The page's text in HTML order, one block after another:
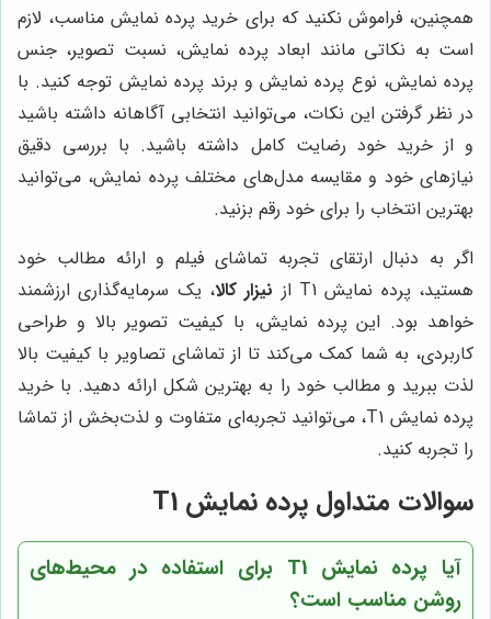
همچنین، فراموش نکنید که برای خرید پرده نمایش مناسب، لازم
است به نکاتی مانند ابعاد پرده نمایش، نسبت تصویر، جنس
پرده نمایش، نوع پرده نمایش و برند پرده نمایش توجه کنید. با
در نظر گرفتن این نکات، می‌توانید انتخابی آگاهانه داشته باشید
و از خرید خود رضایت کامل داشته باشید. با بررسی دقیق
نیازهای خود و مقایسه مدل‌های مختلف پرده نمایش، می‌توانید
بهترین انتخاب را برای خود رقم بزنید.
اگر به دنبال ارتقای تجربه تماشای فیلم و ارائه مطالب خود
هستید، پرده نمایش T1 از
نیزار کالا، یک سرمایه‌گذاری ارزشمند
خواهد بود. این پرده نمایش، با کیفیت تصویر بالا و طراحی
کاربردی، به شما کمک می‌کند تا از تماشای تصاویر با کیفیت بالا
لذت ببرید و مطالب خود را به بهترین شکل ارائه دهید. با خرید
پرده نمایش T1، می‌توانید تجربه‌ای متفاوت و لذت‌بخش از تماشا
را تجربه کنید.
سوالات متداول پرده نمایش T1
آیا پرده نمایش T1 برای استفاده در محیط‌های
روشن مناسب است؟